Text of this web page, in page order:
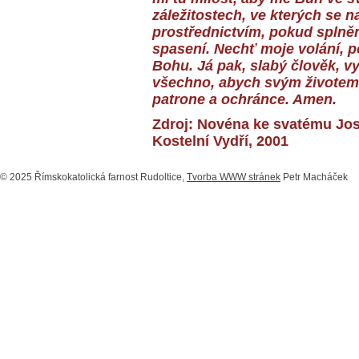
záležitostech, ve kterých se
prostřednictvím, pokud
spasení. Nechť moje volání,
Bohu. Já pak, slabý člověk,
všechno, abych svým
patrone a ochránce. Amen.
Zdroj: Novéna ke svatému
Kostelní Vydří, 2001
© 2025 Římskokatolická farnost Rudoltice, Tvorba WWW stránek Petr Macháček